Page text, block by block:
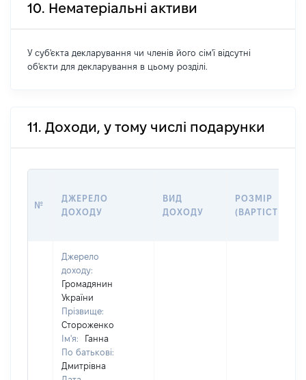
10. Нематеріальні активи
У суб'єкта декларування чи членів його сім'ї відсутні
об'єкти для декларування в цьому розділі.
11. Доходи, у тому числі подарунки
№
ДЖЕРЕЛО
ДОХОДУ
ВИД
ДОХОДУ
РОЗМІР
(ВАРТІСТЬ)
Джерело
доходу:
Громадянин
України
Прізвище:
Стороженко
Ім'я:
Ганна
По батькові:
Дмитрівна